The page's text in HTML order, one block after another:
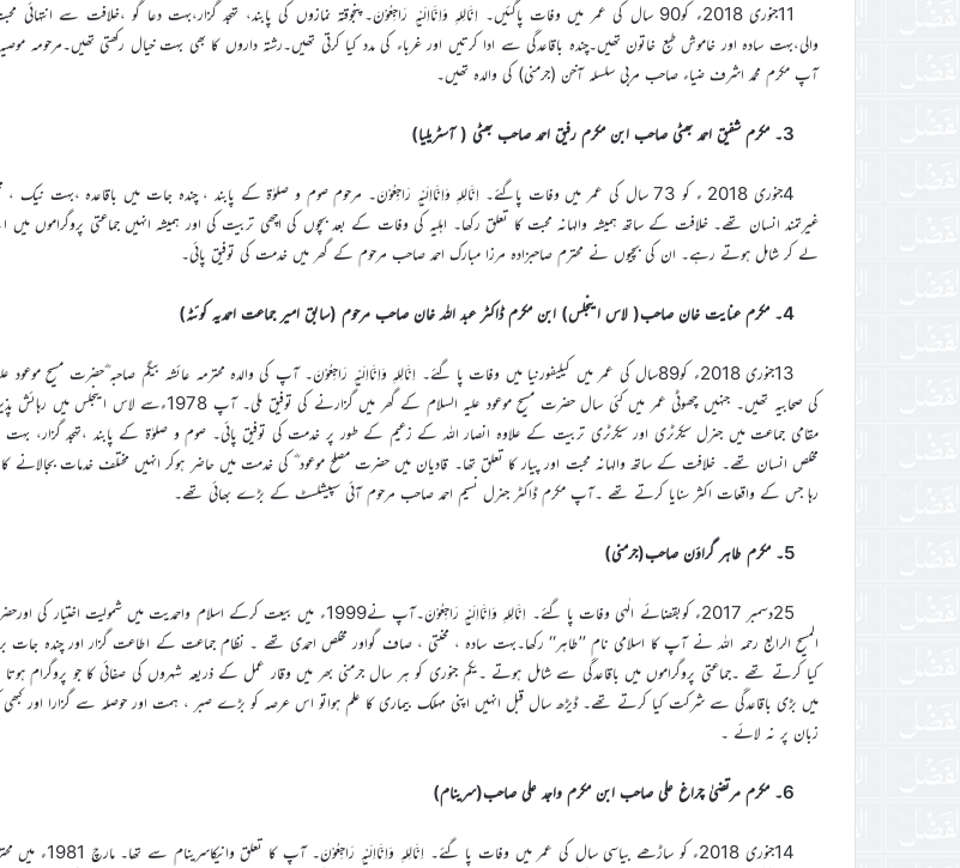
11جنوری 2018ء کو90 سال کی عمر میں وفات پاگئیں۔ اِنَّالِلہِ وَاِنَّااِلَیْہِ رَاجِعُوْنَ۔پنجوقتہ نمازوں کی پابند، تہجد گزار،بہت دعا گو ،خلافت سے
والی،بہت سادہ اور خاموش طبع خاتون تھیں۔چندہ باقاعدگی سے ادا کرتیں اور غرباء کی مدد کیا کرتی تھیں۔رشتہ داروں کا بھی بہت خیال رکھتی تھیں۔مرحومہ
آپ مکرم محمد اشرف ضیاء صاحب مربی سلسلہ آخن (جرمنی) کی والدہ تھیں۔
3۔ مکرم شفیق احمد بھٹی صاحب ابن مکرم رفیق احمد صاحب بھٹی ( آسٹریلیا)
4جنوری 2018 ء کو 73 سال کی عمر میں وفات پاگئے۔ اِنَّالِلہِ وَاِنَّااِلَیْہِ رَاجِعُوْنَ۔ مرحوم صوم و صلوٰۃ کے پابند ، چندہ جات میں باقاعدہ ،بہت نیک
غیرتمند انسان تھے۔ خلافت کے ساتھ ہمیشہ والہانہ محبت کا تعلق رکھا۔ اہلیہ کی وفات کے بعد بچوں کی اچھی تربیت کی اور ہمیشہ انہیں جماعتی پروگراموں میں
لے کر شامل ہوتے رہے۔ ان کی بچیوں نے محترم صاحبزادہ مرزا مبارک احمد صاحب مرحوم کے گھر میں خدمت کی توفیق پائی۔
4۔ مکرم عنایت خان صاحب( لاس اینجلس) ابن مکرم ڈاکٹر عبد اللہ خان صاحب مرحوم (سابق امیر جماعت احمدیہ کوئٹہ)
13جنوری 2018ء کو89سال کی عمر میں کیلیفورنیا میں وفات پا گئے۔ اِنَّالِلہِ وَاِنَّااِلَیْہِ رَاجِعُوْنَ۔ آپ کی والدہ محترمہ عائشہ بیگم صاحبہ ؓحضرت مسیح موعود
کی صحابیہ تھیں۔ جنہیں چھوٹی عمر میں کئی سال حضرت مسیح موعود علیہ السلام کے گھر میں گزارنے کی توفیق ملی۔ آپ
مقامی جماعت میں جنرل سیکرٹری اور سیکرٹری تربیت کے علاوہ انصار اللہ کے زعیم کے طور پر خدمت کی توفیق پائی۔ صوم و صلوٰۃ کے پابند ،تہجد گزار،
مخلص انسان تھے۔ خلافت کے ساتھ والہانہ محبت اور پیار کا تعلق تھا۔ قادیان میں حضرت مصلح موعود ؓ کی خدمت میں حاضر ہوکر انہیں مختلف خدمات بجالانے کا
رہا جس کے واقعات اکثر سنایا کرتے تھے ۔آپ مکرم ڈاکٹر جنرل نسیم احمد صاحب مرحوم آئی سپیشلسٹ کے بڑے بھائی تھے۔
5۔ مکرم طاہر گراؤن صاحب(جرمنی)
25دسمبر 2017ء کوبقضائے الٰہی وفات پا گئے۔ اِنَّالِلہِ وَاِنَّااِلَیْہِ رَاجِعُوْنَ۔آپ نے1999ء میں بیعت کرکے اسلام واحمدیت میں شمولیت
المسیح الرابع رحمہ اللہ نے آپ کا اسلامی نام ’’طاہر‘‘ رکھا۔بہت سادہ ، محنتی ، صاف گواور مخلص احمدی تھے ۔ نظام جماعت کے اطاعت گزار اور چندہ جات
کیا کرتے تھے ۔جماعتی پروگراموں میں باقاعدگی سے شامل ہوتے ۔یکم جنوری کو ہر سال جرمنی بھر میں وقار عمل کے ذریعہ شہروں کی صفائی کا جو پروگرام
میں بڑی باقاعدگی سے شرکت کیا کرتے تھے۔ ڈیڑھ سال قبل انہیں اپنی مہلک بیماری کا علم ہواتو اس عرصہ کو بڑے صبر ، ہمت اور حوصلہ سے گزارا اور کبھی
زبان پر نہ لائے ۔
6۔ مکرم مرتضیٰ چراغ علی صاحب ابن مکرم واجد علی صاحب(سرینام)
14جنوری 2018ء کو ساڑھے بیاسی سال کی عمر میں وفات پا گئے۔ اِنَّالِلہِ